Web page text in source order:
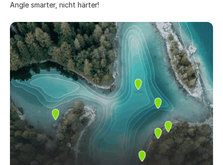
Angle smarter, nicht härter!